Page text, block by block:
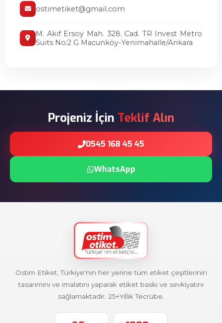
ostimetiket@gmail.com
M. Akif Ersoy Mah. 328. Cad. TR Invest Metro
Suits No:2 G Macunköy-Yenimahalle/Ankara
Projeniz İçin Teklif Alın
0545 168 45 45
WhatsApp
Ostim Etiket, Türkiye'nin her yerine tüm etiket çeşitlerinin
tasarımını ve imalatını yaparak etiket baskı ve sevkiyatını
sağlamaktadır. 25+Yıllık Tecrübe.